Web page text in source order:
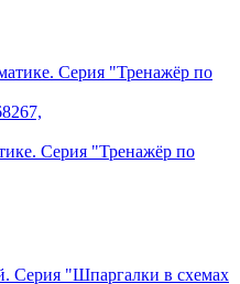
Серия "Тренажёр по